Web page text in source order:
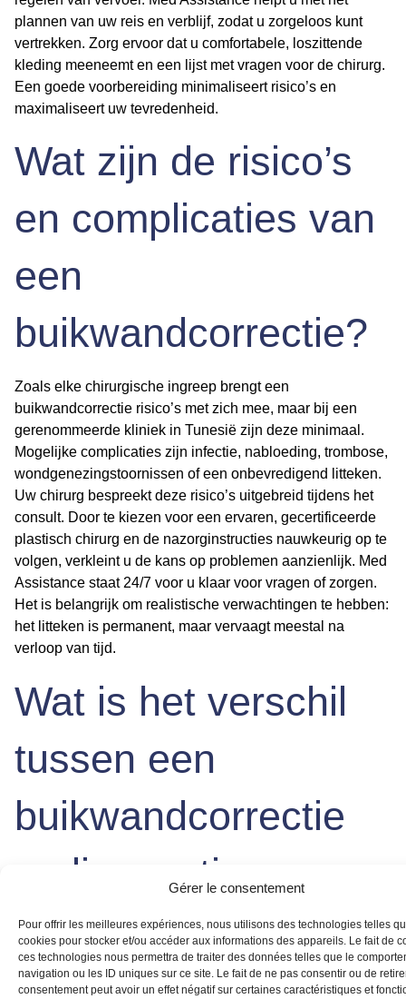
Gérer le consentement
Pour offrir les meilleures expériences, nous utilisons des technologies telles
cookies pour stocker et/ou accéder aux informations des appareils. Le fait de
ces technologies nous permettra de traiter des données telles que le
navigation ou les ID uniques sur ce site. Le fait de ne pas consentir ou de
consentement peut avoir un effet négatif sur certaines caractéristiques et
plannen van uw reis en verblijf, zodat u zorgeloos kunt
vertrekken. Zorg ervoor dat u comfortabele, loszittende
kleding meeneemt en een lijst met vragen voor de chirurg.
Een goede voorbereiding minimaliseert risico’s en
maximaliseert uw tevredenheid.
Wat zijn de risico’s
en complicaties van
een
buikwandcorrectie?
Zoals elke chirurgische ingreep brengt een
buikwandcorrectie risico’s met zich mee, maar bij een
gerenommeerde kliniek in Tunesië zijn deze minimaal.
Mogelijke complicaties zijn infectie, nabloeding, trombose,
wondgenezingstoornissen of een onbevredigend litteken.
Uw chirurg bespreekt deze risico’s uitgebreid tijdens het
consult. Door te kiezen voor een ervaren, gecertificeerde
plastisch chirurg en de nazorginstructies nauwkeurig op te
volgen, verkleint u de kans op problemen aanzienlijk. Med
Assistance staat 24/7 voor u klaar voor vragen of zorgen.
Het is belangrijk om realistische verwachtingen te hebben:
het litteken is permanent, maar vervaagt meestal na
verloop van tijd.
Wat is het verschil
tussen een
buikwandcorrectie
en liposuctie na
zwangerschap?
Veel vrouwen vragen zich af of liposuctie voldoende is na